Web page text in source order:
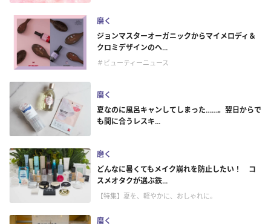
磨く
ジョンマスターオーガニックからマイメロディ＆
クロミデザインのヘ...
＃ビューティーニュース
磨く
夏なのに風呂キャンしてしまった……。翌日からで
も間に合うレスキ...
磨く
どんなに暑くてもメイク崩れを防止したい！ コ
スメオタクが選ぶ鉄...
【特集】夏を、軽やかに、おしゃれに。
磨く